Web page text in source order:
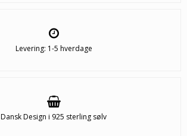
Levering: 1-5 hverdage
Dansk Design i 925 sterling sølv